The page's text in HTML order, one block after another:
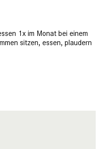
1x im Monat bei einem
sitzen, essen, plaudern